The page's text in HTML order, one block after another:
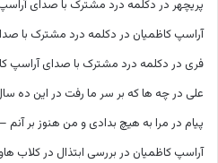
پریچهر در دکلمه درد مشترک با صدای
آراسپ کاظمیان در دکلمه درد مشترک با
فری در دکلمه درد مشترک با صدای آراسپ
علی در چه ها که بر سر ما رفت در این ده
پیام در مرا به هیچ بدادی و من هنوز بر آنم
آراسپ کاظمیان در بررسی ابتذال در کلاب